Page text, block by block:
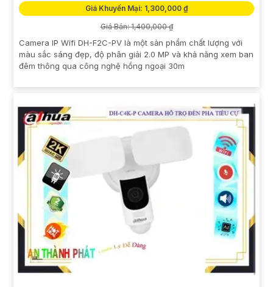
Giá Khuyến Mại: 1,300,000 ₫
Giá Bán: 1,400,000 ₫
Camera IP Wifi DH-F2C-PV là một sản phẩm chất lượng với
màu sắc sáng đẹp, độ phân giải 2.0 MP và khả năng xem ban
đêm thông qua công nghệ hồng ngoại 30m